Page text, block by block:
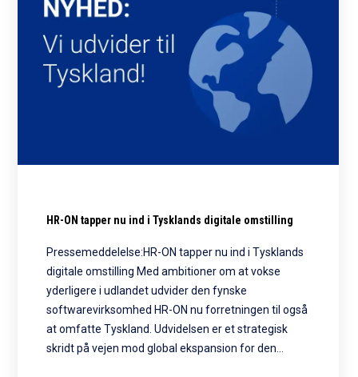
HR-ON tapper nu ind i Tysklands digitale omstilling
Pressemeddelelse:HR-ON tapper nu ind i Tysklands
digitale omstilling Med ambitioner om at vokse
yderligere i udlandet udvider den fynske
softwarevirksomhed HR-ON nu forretningen til også
at omfatte Tyskland. Udvidelsen er et strategisk
skridt på vejen mod global ekspansion for den…